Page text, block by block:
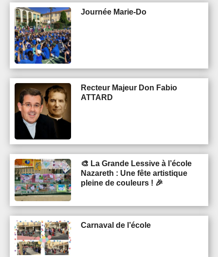
Journée Marie-Do
Recteur Majeur Don Fabio
ATTARD
🎨 La Grande Lessive à l’école
Nazareth : Une fête artistique
pleine de couleurs ! 🎉
Carnaval de l’école